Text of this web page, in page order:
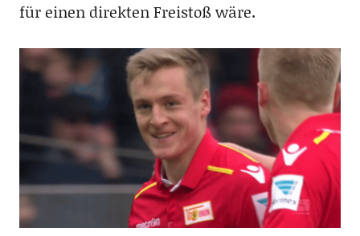
für einen direkten Freistoß wäre.